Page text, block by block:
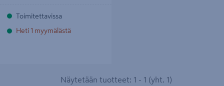
Toimitettavissa
Heti 1 myymälästä
Näytetään tuotteet: 1 - 1 (yht. 1)